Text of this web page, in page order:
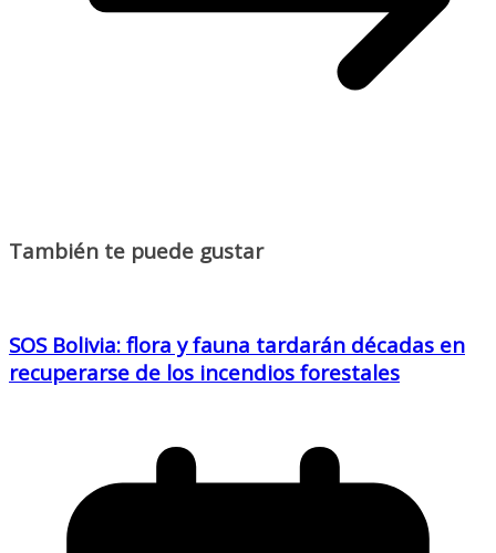
También te puede gustar
SOS Bolivia: flora y fauna tardarán décadas en
recuperarse de los incendios forestales